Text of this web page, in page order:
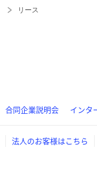
リース
合同企業説明会 インタ
法人のお客様はこちら